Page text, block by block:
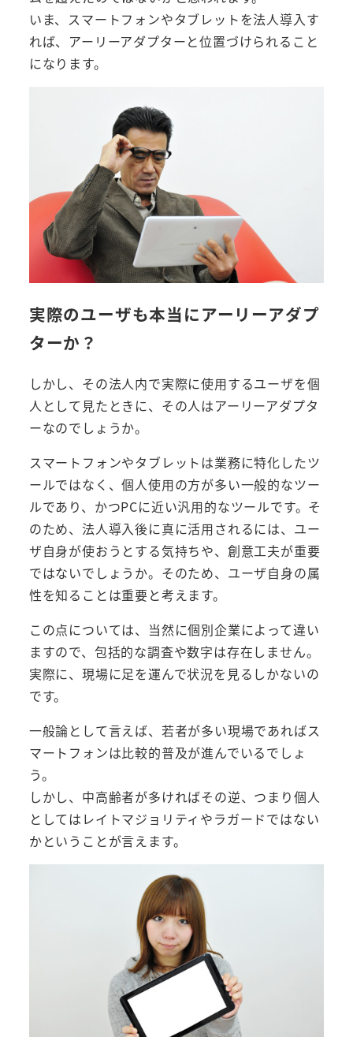
いま、スマートフォンやタブレットを法人導入す
れば、アーリーアダプターと位置づけられること
になります。
実際のユーザも本当にアーリーアダプ
ターか？
しかし、その法人内で実際に使用するユーザを個
人として見たときに、その人はアーリーアダプタ
ーなのでしょうか。
スマートフォンやタブレットは業務に特化したツ
ールではなく、個人使用の方が多い一般的なツー
ルであり、かつPCに近い汎用的なツールです。そ
のため、法人導入後に真に活用されるには、ユー
ザ自身が使おうとする気持ちや、創意工夫が重要
ではないでしょうか。そのため、ユーザ自身の属
性を知ることは重要と考えます。
この点については、当然に個別企業によって違い
ますので、包括的な調査や数字は存在しません。
実際に、現場に足を運んで状況を見るしかないの
です。
一般論として言えば、若者が多い現場であればス
マートフォンは比較的普及が進んでいるでしょ
う。
しかし、中高齢者が多ければその逆、つまり個人
としてはレイトマジョリティやラガードではない
かということが言えます。